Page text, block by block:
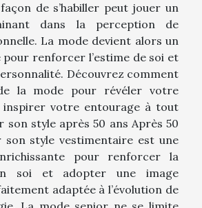
de s’habiller peut jouer un
dans la perception de
La mode devient alors un
pour renforcer l’estime de soi et
Découvrez comment
la mode pour révéler votre
inspirer votre entourage à tout
son style après 50 ans Après 50
son style vestimentaire est une
pour renforcer la
soi et adopter une image
adaptée à l’évolution de